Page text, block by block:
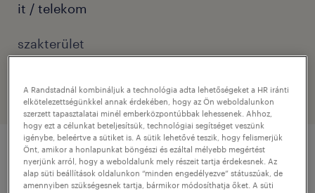
it / telekom
szakterület
pozíció részletei
A Randstadnál kombináljuk a technológia adta lehetőségeket a HR iránti
elkötelezettségünkkel annak érdekében, hogy az Ön weboldalunkon
szerzett tapasztalatai minél emberközpontúbbak lehessenek. Ahhoz,
hogy ezt a célunkat beteljesítsük, technológiai segítséget veszünk
igénybe, beleértve a sütiket is. A sütik lehetővé teszik, hogy felismerjük
Önt, amikor a honlapunkat böngészi és ezáltal mélyebb megértést
nyerjünk arról, hogy a weboldalunk mely részeit tartja érdekesnek. Az
alap süti beállítások oldalunkon “minden engedélyezve” státuszúak, de
amennyiben szükségesnek tartja, bármikor módosíthatja őket. A süti